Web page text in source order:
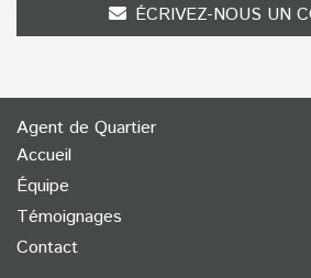
ÉCRIVEZ-NOUS UN
Agent de Quartier
Accueil
Équipe
Témoignages
Contact